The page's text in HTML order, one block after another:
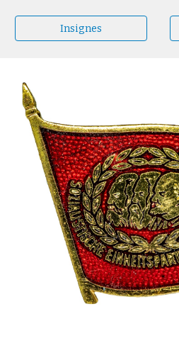
Insignes